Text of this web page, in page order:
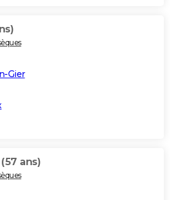
Gier
(57 ans)